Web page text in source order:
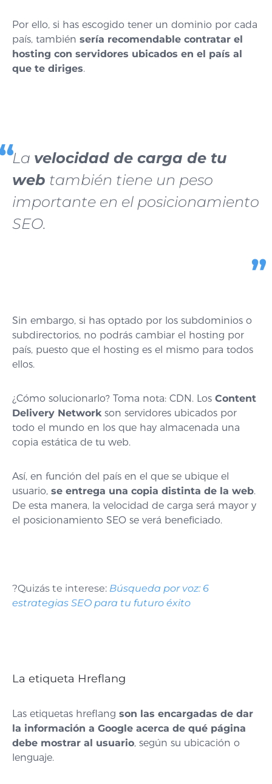
Por ello, si has escogido tener un dominio por cada
país, también sería recomendable contratar el
hosting con servidores ubicados en el país al
que te diriges.
La velocidad de carga de tu
web también tiene un peso
importante en el posicionamiento
SEO.
Sin embargo, si has optado por los subdominios o
subdirectorios, no podrás cambiar el hosting por
país, puesto que el hosting es el mismo para todos
ellos.
¿Cómo solucionarlo? Toma nota: CDN. Los Content
Delivery Network son servidores ubicados por
todo el mundo en los que hay almacenada una
copia estática de tu web.
Así, en función del país en el que se ubique el
usuario, se entrega una copia distinta de la web.
De esta manera, la velocidad de carga será mayor y
el posicionamiento SEO se verá beneficiado.
?Quizás te interese: Búsqueda por voz: 6
estrategias SEO para tu futuro éxito
La etiqueta Hreflang
Las etiquetas hreflang son las encargadas de dar
la información a Google acerca de qué página
debe mostrar al usuario, según su ubicación o
lenguaje.